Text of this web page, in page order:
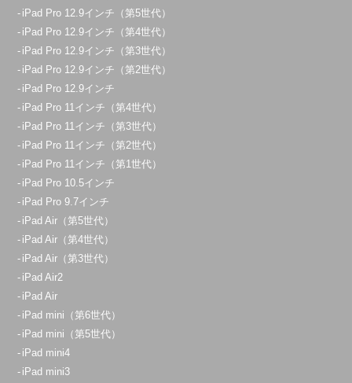
iPad Pro 12.9インチ（第5世代）
iPad Pro 12.9インチ（第4世代）
iPad Pro 12.9インチ（第3世代）
iPad Pro 12.9インチ（第2世代）
iPad Pro 12.9インチ
iPad Pro 11インチ（第4世代）
iPad Pro 11インチ（第3世代）
iPad Pro 11インチ（第2世代）
iPad Pro 11インチ（第1世代）
iPad Pro 10.5インチ
iPad Pro 9.7インチ
iPad Air（第5世代）
iPad Air（第4世代）
iPad Air（第3世代）
iPad Air2
iPad Air
iPad mini（第6世代）
iPad mini（第5世代）
iPad mini4
iPad mini3